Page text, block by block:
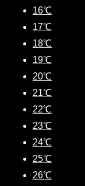
16℃
17℃
18℃
19℃
20℃
21℃
22℃
23℃
24℃
25℃
26℃